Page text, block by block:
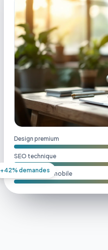
Design premium
SEO technique
Performance mobile
+42% demandes